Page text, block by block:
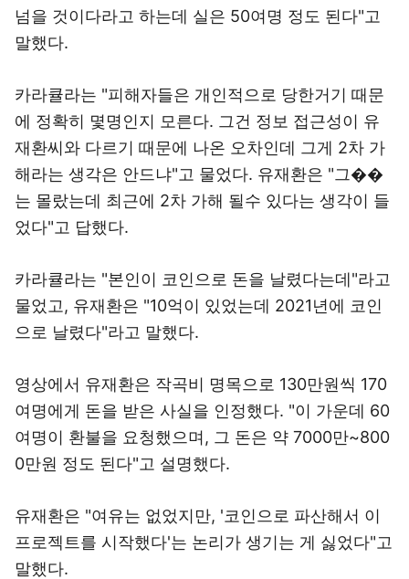
넘을 것이다라고 하는데 실은 50여명 정도 된다"고
말했다.
카라큘라는 "피해자들은 개인적으로 당한거기 때문
에 정확히 몇명인지 모른다. 그건 정보 접근성이 유
재환씨와 다르기 때문에 나온 오차인데 그게 2차 가
해라는 생각은 안드냐"고 물었다. 유재환은 "그��
는 몰랐는데 최근에 2차 가해 될수 있다는 생각이 들
었다"고 답했다.
카라큘라는 "본인이 코인으로 돈을 날렸다는데"라고
물었고, 유재환은 "10억이 있었는데 2021년에 코인
으로 날렸다"라고 말했다.
영상에서 유재환은 작곡비 명목으로 130만원씩 170
여명에게 돈을 받은 사실을 인정했다. "이 가운데 60
여명이 환불을 요청했으며, 그 돈은 약 7000만~800
0만원 정도 된다"고 설명했다.
유재환은 "여유는 없었지만, '코인으로 파산해서 이
프로젝트를 시작했다'는 논리가 생기는 게 싫었다"고
말했다.